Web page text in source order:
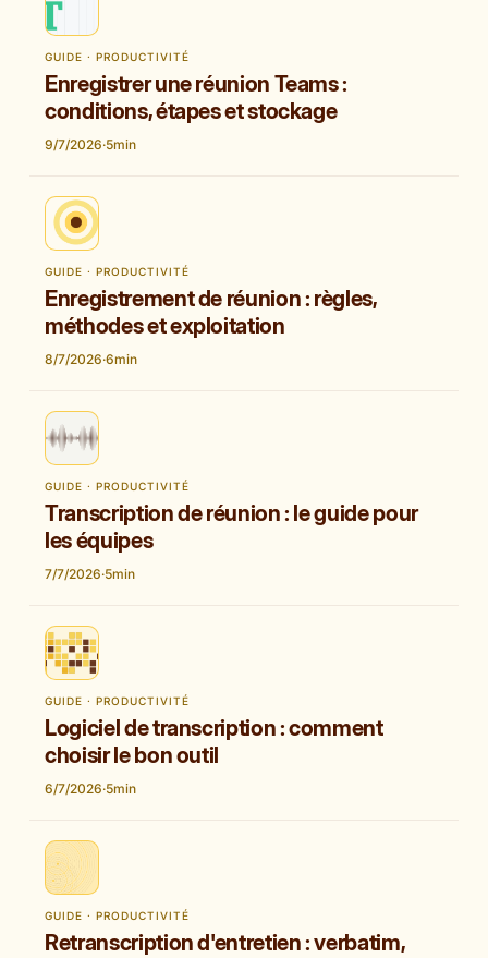
GUIDE · PRODUCTIVITÉ
Enregistrer une réunion Teams :
conditions, étapes et stockage
9/7/2026·5min
GUIDE · PRODUCTIVITÉ
Enregistrement de réunion : règles,
méthodes et exploitation
8/7/2026·6min
GUIDE · PRODUCTIVITÉ
Transcription de réunion : le guide pour
les équipes
7/7/2026·5min
GUIDE · PRODUCTIVITÉ
Logiciel de transcription : comment
choisir le bon outil
6/7/2026·5min
GUIDE · PRODUCTIVITÉ
Retranscription d'entretien : verbatim,